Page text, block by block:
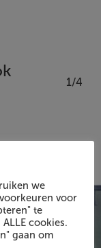
1/4
we
voor
te
cookies.
gaan om